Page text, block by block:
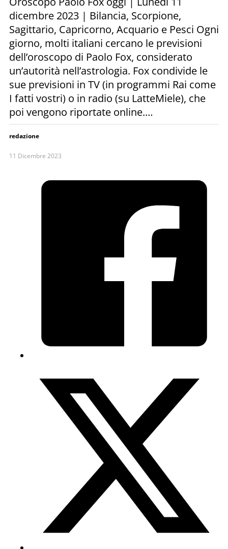
dicembre 2023 | Bilancia, Scorpione,
Sagittario, Capricorno, Acquario e Pesci Ogni
giorno, molti italiani cercano le previsioni
dell’oroscopo di Paolo Fox, considerato
un’autorità nell’astrologia. Fox condivide le
sue previsioni in TV (in programmi Rai come
I fatti vostri) o in radio (su LatteMiele), che
poi vengono riportate online.…
redazione
11 Dicembre 2023